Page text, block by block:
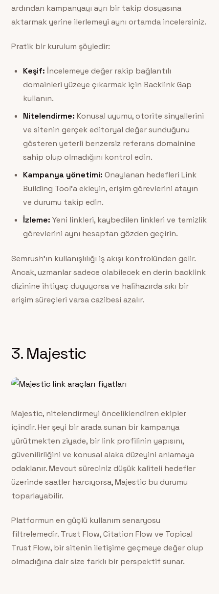
ardından kampanyayı ayrı bir takip dosyasına
aktarmak yerine ilerlemeyi aynı ortamda incelersiniz.
Pratik bir kurulum şöyledir:
Keşif: İncelemeye değer rakip bağlantılı
domainleri yüzeye çıkarmak için Backlink Gap
kullanın.
Nitelendirme: Konusal uyumu, otorite sinyallerini
ve sitenin gerçek editoryal değer sunduğunu
gösteren yeterli benzersiz referans domainine
sahip olup olmadığını kontrol edin.
Kampanya yönetimi: Onaylanan hedefleri Link
Building Tool’a ekleyin, erişim görevlerini atayın
ve durumu takip edin.
İzleme: Yeni linkleri, kaybedilen linkleri ve temizlik
görevlerini aynı hesaptan gözden geçirin.
Semrush’ın kullanışlılığı iş akışı kontrolünden gelir.
Ancak, uzmanlar sadece olabilecek en derin backlink
dizinine ihtiyaç duyuyorsa ve halihazırda sıkı bir
erişim süreçleri varsa cazibesi azalır.
3. Majestic
Majestic, nitelendirmeyi önceliklendiren ekipler
içindir. Her şeyi bir arada sunan bir kampanya
yürütmekten ziyade, bir link profilinin yapısını,
güvenilirliğini ve konusal alaka düzeyini anlamaya
odaklanır. Mevcut süreciniz düşük kaliteli hedefler
üzerinde saatler harcıyorsa, Majestic bu durumu
toparlayabilir.
Platformun en güçlü kullanım senaryosu
filtrelemedir. Trust Flow, Citation Flow ve Topical
Trust Flow, bir sitenin iletişime geçmeye değer olup
olmadığına dair size farklı bir perspektif sunar.